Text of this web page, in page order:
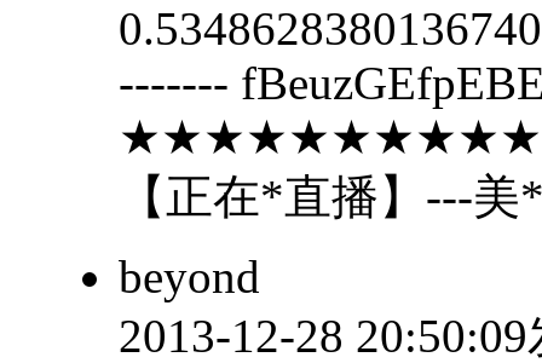
-------
【正在*直播】---
beyond
2013-12-28